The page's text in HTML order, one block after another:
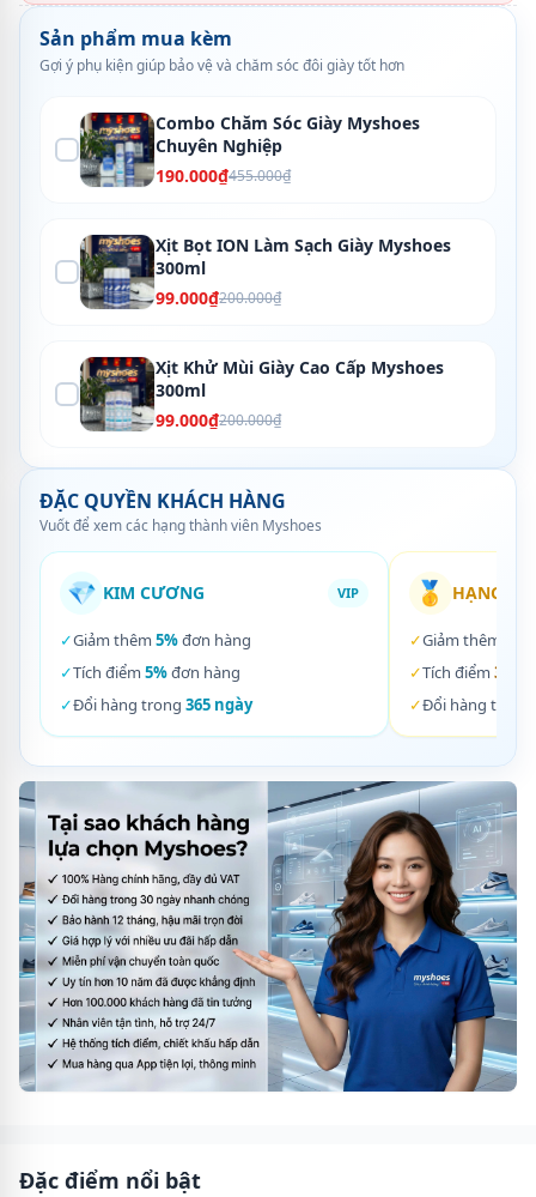
Sản phẩm mua kèm
Gợi ý phụ kiện giúp bảo vệ và chăm sóc đôi giày tốt hơn
Combo Chăm Sóc Giày Myshoes
Chuyên Nghiệp
190.000₫455.000₫
Xịt Bọt ION Làm Sạch Giày Myshoes
300ml
99.000₫200.000₫
Xịt Khử Mùi Giày Cao Cấp Myshoes
300ml
99.000₫200.000₫
ĐẶC QUYỀN KHÁCH HÀNG
Vuốt để xem các hạng thành viên Myshoes
💎 KIM CƯƠNG VIP
✓Giảm thêm 5%đơn hàng
✓Tích điểm 5%đơn hàng
✓Đổi hàng trong 365 ngày
🥇 HẠNG
✓Giảm thêm
✓Tích điểm 3%
✓Đổi hàng trong
Đặc điểm nổi bật